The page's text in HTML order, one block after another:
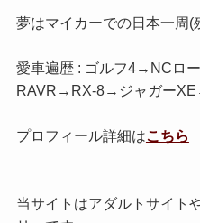
夢はマイカーでの日本一周
愛車遍歴 : ゴルフ4→NCロ
RAVR→RX-8→ジャガー
プロフィール詳細はこちら
当サイトはアダルトサイト